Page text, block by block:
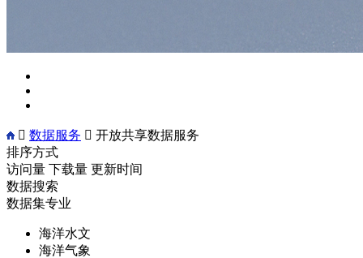
 数据服务  开放共享数据服务
排序方式
访问量 下载量 更新时间
数据搜索
数据集专业
海洋水文
海洋气象